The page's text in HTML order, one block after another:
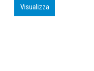
Visualizza